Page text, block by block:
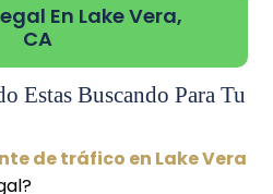
En Lake Vera,
CA
Estas Buscando Para Tu
de tráfico en Lake Vera